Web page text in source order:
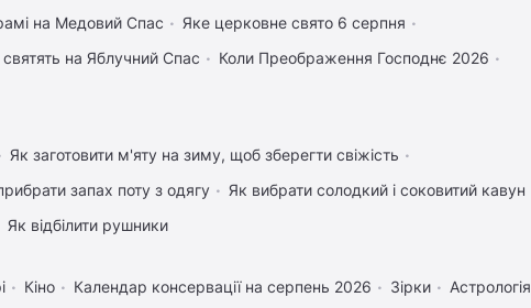
на Медовий Спас
Яке церковне свято 6 серпня
на Яблучний Спас
Коли Преображення Господнє 2026
Як заготовити м'яту на зиму, щоб зберегти свіжість
запах поту з одягу
Як вибрати солодкий і соковитий кавун
Як відбілити рушники
Кіно Календар консервації на серпень 2026 Зірки Астрологія